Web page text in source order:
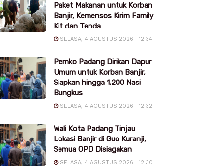
Paket Makanan untuk Korban
Banjir, Kemensos Kirim Family
Kit dan Tenda
SELASA, 4 AGUSTUS 2026 | 12:34
Pemko Padang Dirikan Dapur
Umum untuk Korban Banjir,
Siapkan hingga 1.200 Nasi
Bungkus
SELASA, 4 AGUSTUS 2026 | 12:32
Wali Kota Padang Tinjau
Lokasi Banjir di Guo Kuranji,
Semua OPD Disiagakan
SELASA, 4 AGUSTUS 2026 | 12:30